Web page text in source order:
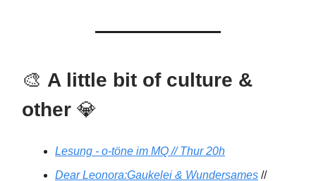
🎨 A little bit of culture &
other 💎
Lesung - o-töne im MQ // Thur 20h
Dear Leonora:Gaukelei & Wundersames //